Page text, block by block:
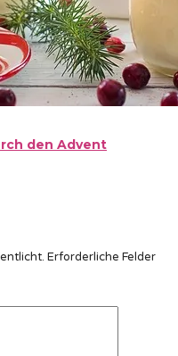
den Advent
Erforderliche Felder